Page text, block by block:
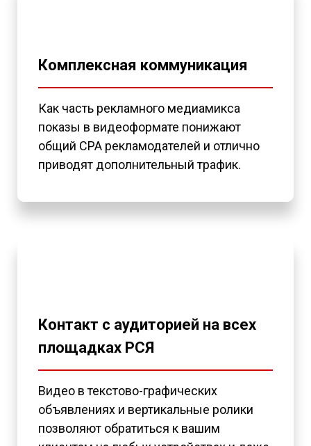
Комплексная коммуникация
Как часть рекламного медиамикса
показы в видеоформате понижают
общий CPA рекламодателей и отлично
приводят дополнительный трафик.
Контакт с аудиторией на всех
площадках РСЯ
Видео в текстово-графических
объявлениях и вертикальные ролики
позволяют обратиться к вашим